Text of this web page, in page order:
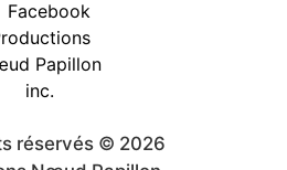
réservés © 2026